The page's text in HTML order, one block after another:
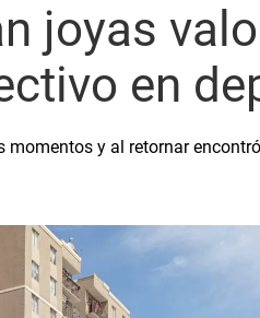
joyas
en
momentos y al retornar